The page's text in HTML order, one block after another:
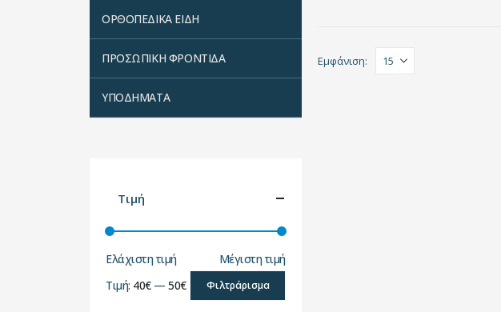
Εμφάνιση:
ΟΡΘΟΠΕΔΙΚΑ ΕΙΔΗ
ΠΡΟΣΩΠΙΚΗ ΦΡΟΝΤΙΔΑ
ΥΠΟΔΗΜΑΤΑ
Τιμή
Ελάχιστη τιμή Μέγιστη τιμή
Φιλτράρισμα
Τιμή: 40€—50€